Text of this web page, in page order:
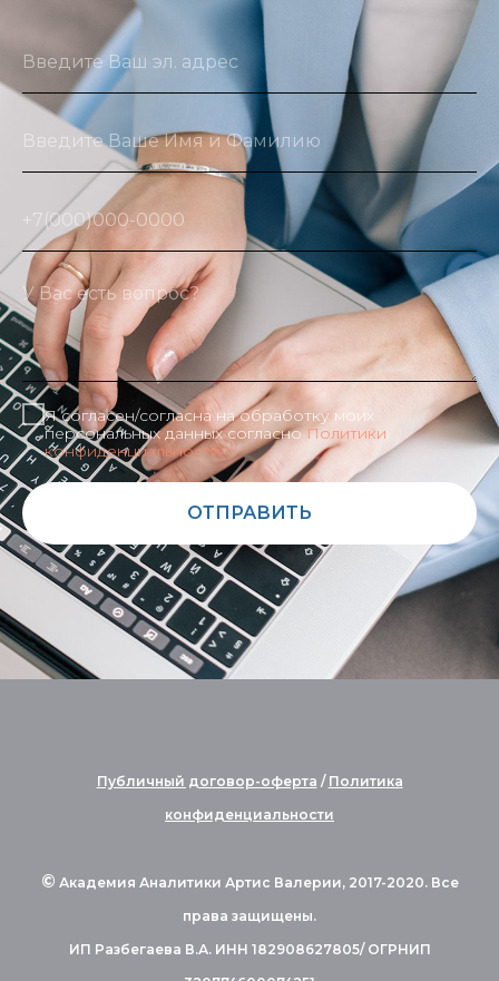
Я согласен/согласна на обработку моих
персональных данных согласноПолитики
конфиденциальности.
ОТПРАВИТЬ
Публичный договор-оферта / Политика
конфиденциальности
© Академия Аналитики Артис Валерии, 2017-2020. Все
права защищены.
ИП Разбегаева В.А. ИНН 182908627805/ ОГРНИП